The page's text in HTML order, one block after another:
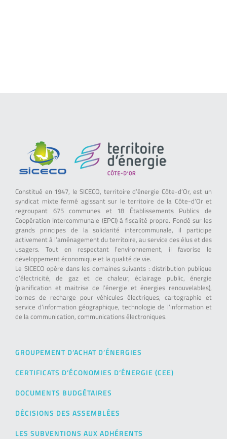
Constitué en 1947, le SICECO, territoire d’énergie Côte-d’Or, est un
syndicat mixte fermé agissant sur le territoire de la Côte-d’Or et
regroupant 675 communes et 18 Établissements Publics de
Coopération Intercommunale (EPCI) à fiscalité propre. Fondé sur les
grands principes de la solidarité intercommunale, il participe
activement à l’aménagement du territoire, au service des élus et des
usagers. Tout en respectant l’environnement, il favorise le
développement économique et la qualité de vie.
Le SICECO opère dans les domaines suivants : distribution publique
d’électricité, de gaz et de chaleur, éclairage public, énergie
(planification et maitrise de l’énergie et énergies renouvelables),
bornes de recharge pour véhicules électriques, cartographie et
service d’information géographique, technologie de l’information et
de la communication, communications électroniques.
GROUPEMENT D’ACHAT D’ÉNERGIES
CERTIFICATS D’ÉCONOMIES D’ÉNERGIE (CEE)
DOCUMENTS BUDGÉTAIRES
DÉCISIONS DES ASSEMBLÉES
LES SUBVENTIONS AUX ADHÉRENTS